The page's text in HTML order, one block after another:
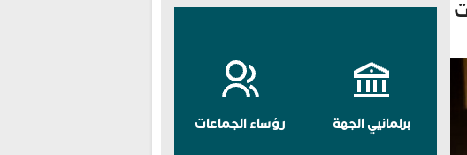
برلمانيي الجهة رؤساء الجماعات